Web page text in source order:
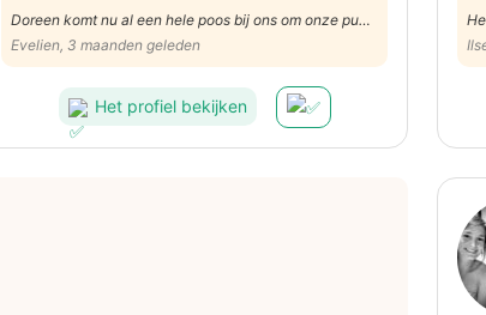
Doreen komt nu al een hele poos bij ons om onze pup
wat gezelschap te houden ze gaat er mee wandelen
en de hond heeft haar graag Dankje wel Doreen. Zeker
aan te raden
Evelien, 3 maanden geleden
Het profiel bekijken